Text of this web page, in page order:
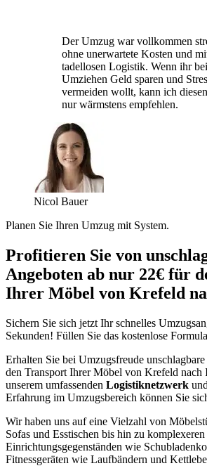
Der Umzug war vollkommen
ohne unerwartete Kosten und
tadellosen Logistik. Wenn ihr
Umziehen Geld sparen und
vermeiden wollt, kann ich
nur wärmstens empfehlen.
Nicol Bauer
Planen Sie Ihren Umzug mit System.
Profitieren Sie von
Angeboten ab nur 22€ für
Ihrer Möbel von Krefeld
Sichern Sie sich jetzt Ihr schnelles
Sekunden! Füllen Sie das kostenlose
Erhalten Sie bei Umzugsfreude
den Transport Ihrer Möbel von Krefeld nach
unserem umfassenden Logistiknetzwerk
Erfahrung im Umzugsbereich können Sie
Wir haben uns auf eine Vielzahl von
Sofas und Esstischen bis hin zu komplexeren
Einrichtungsgegenständen wie
Fitnessgeräten wie Laufbändern und